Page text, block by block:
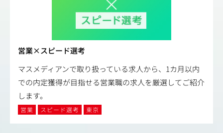
営業×スピード選考
マスメディアンで取り扱っている求人から、1カ月以内
での内定獲得が目指せる営業職の求人を厳選してご紹介
します。
営業 スピード選考 東京